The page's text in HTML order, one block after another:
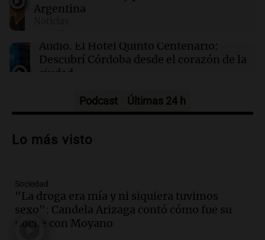
Hadrian, la startup de defensa, recauda $1.37
mil millones y alcanza una valoración de $8
mil millones
Argentina
Audio. El Hotel Quinto Centenario:
Descubrí Córdoba desde el corazón de la
ciudad
celebración de San Cayetano en Rosario
Audio.
Aumentan los peajes en Córdoba:
nueva tarifa del 2,3% activa desde el 9
de julio de 2026
Panorama Federal
Podcast Últimas 24 h
Lo más visto
Sociedad
"La droga era mía y ni siquiera tuvimos
sexo": Candela Arizaga contó cómo fue su
noche con Moyano